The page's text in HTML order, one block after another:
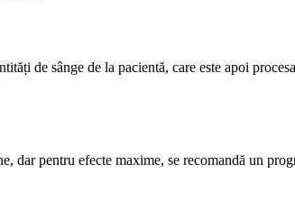
de sânge de la pacientă, care este apoi
dar pentru efecte maxime, se recomandă un